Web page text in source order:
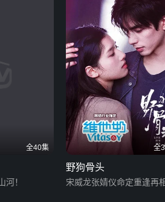
全40集
河！
全
野狗骨头
宋威龙张婧仪命定重逢再